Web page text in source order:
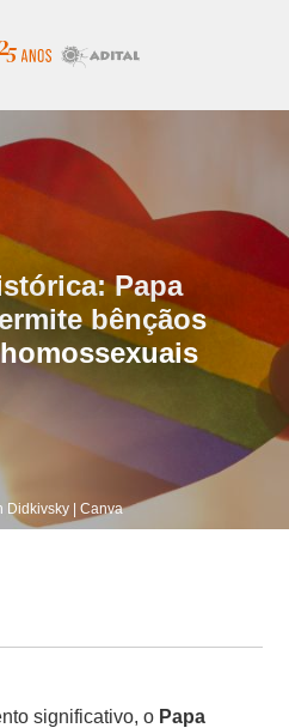
Papa
bênçãos
Didkivsky | Canva
significativo, o Papa